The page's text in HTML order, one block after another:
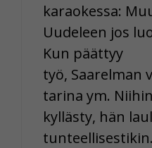
karaokessa:
Uudeleen jos
Kun päättyy
työ, Saarelman
tarina ym.
kyllästy, hän